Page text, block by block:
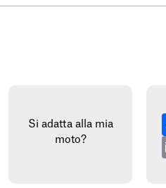
Si adatta alla mia
moto?